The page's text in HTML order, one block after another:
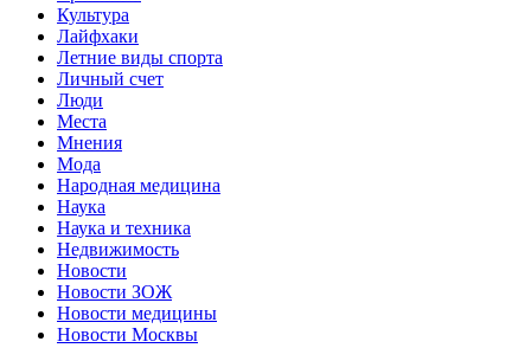
Культура
Лайфхаки
Летние виды спорта
Личный счет
Люди
Места
Мнения
Мода
Народная медицина
Наука
Наука и техника
Недвижимость
Новости
Новости ЗОЖ
Новости медицины
Новости Москвы